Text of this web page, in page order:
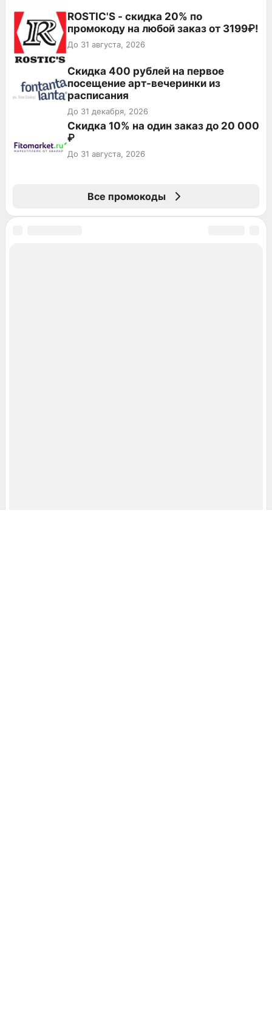
ROSTIC'S - скидка 20% по
промокоду на любой заказ от 3199₽!
До 31 августа, 2026
Cкидка 400 рублей на первое
посещение арт-вечеринки из
расписания
До 31 декабря, 2026
Скидка 10% на один заказ до 20 000
₽
До 31 августа, 2026
Все промокоды